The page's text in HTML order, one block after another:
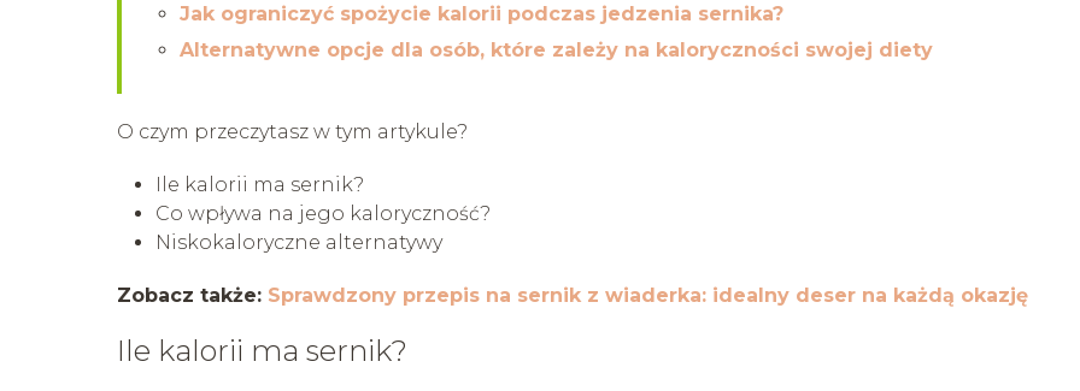
Jak ograniczyć spożycie kalorii podczas jedzenia sernika?
Alternatywne opcje dla osób, które zależy na kaloryczności swojej diety
O czym przeczytasz w tym artykule?
Ile kalorii ma sernik?
Co wpływa na jego kaloryczność?
Niskokaloryczne alternatywy
Zobacz także: Sprawdzony przepis na sernik z wiaderka: idealny deser na każdą okazję
Ile kalorii ma sernik?